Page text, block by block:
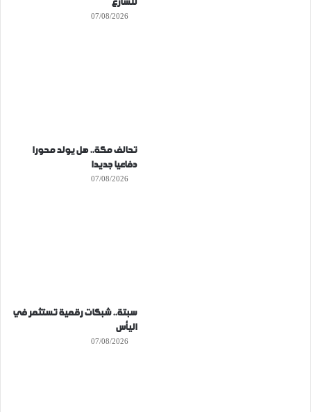
للشارع
07/08/2026
تحالف مكة.. هل يولد محورا
دفاعيا جديدا
07/08/2026
سبتة.. شبكات رقمية تستثمر في
اليأس
07/08/2026